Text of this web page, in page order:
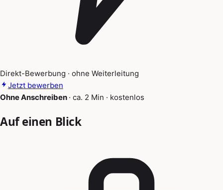
Direkt-Bewerbung · ohne Weiterleitung
Jetzt bewerben
Ohne Anschreiben · ca. 2 Min · kostenlos
Auf einen Blick